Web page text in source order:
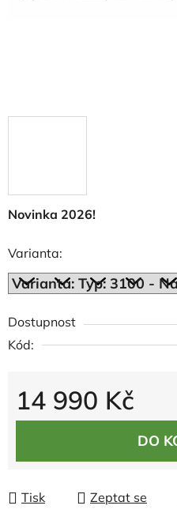
Novinka 2026!
Varianta:
Dostupnost
Kód:
14 990 Kč
Měrná cena:
DO
Tisk Zeptat se